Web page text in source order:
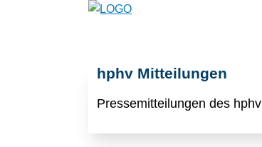
hphv Mitteilungen
Pressemitteilungen des hphv